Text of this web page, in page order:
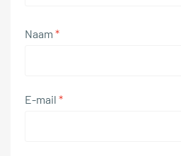
Naam *
E-mail *